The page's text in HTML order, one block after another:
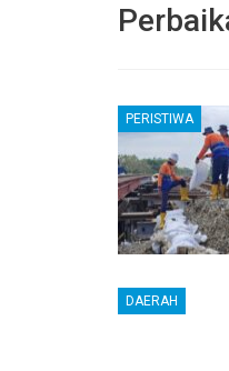
PERISTIWA
DAERAH